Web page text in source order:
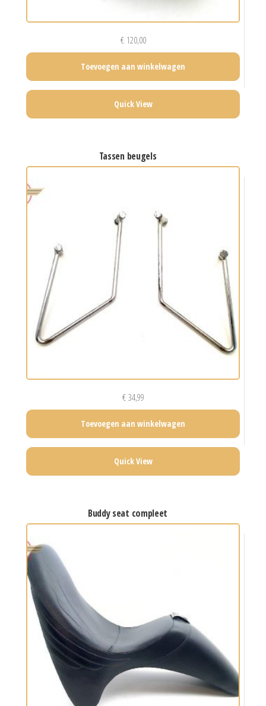
€120,00
Toevoegen aan winkelwagen
Quick View
tassen beugels
€34,99
Toevoegen aan winkelwagen
Quick View
buddy seat compleet